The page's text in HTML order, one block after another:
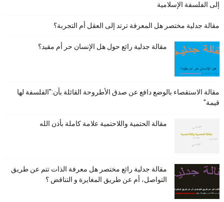
إلى الفلسفة الإسلامية
مقالة جدلية مختصر هل المعرفة ترتد إلى العقل أم التجربة؟
مقالة جدلية رائع حول هل الإنسان حر أم مقيد؟
مقالة الاستقصاء بالوضع دافع عن صدق الأطروحة القائلة بأن:"الفلسفة لها
قيمة"
مقالة الحتمية واللاحتمية علامة كاملة بأذن الله
مقالة جدلية رائع مختصر هل معرفة الذات تتم عن طريق
التواصل، أم عن طريق المغايرة و التناقض ؟